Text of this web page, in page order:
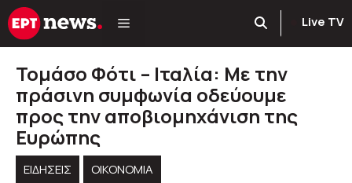
Μετάβαση
σε
Live TV
Τομάσο Φότι – Ιταλία: Με την
πράσινη συμφωνία οδεύουμε
προς την αποβιομηχάνιση της
Ευρώπης
ΕΙΔΗΣΕΙΣ
ΟΙΚΟΝΟΜΙΑ